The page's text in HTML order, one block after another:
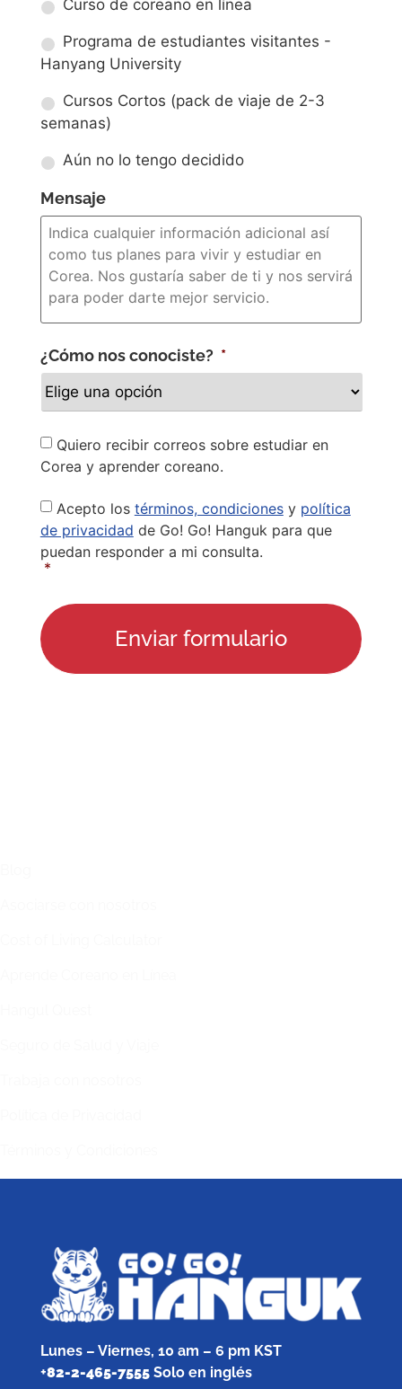
Curso de coreano en línea
Programa de estudiantes visitantes -
Hanyang University
Cursos Cortos (pack de viaje de 2-3
semanas)
Aún no lo tengo decidido
Mensaje
¿Cómo nos conociste? *
Newsletter
Quiero recibir correos sobre estudiar en
Corea y aprender coreano.
Privacy
Policy
Acepto los términos, condicionesy política
de privacidad de Go! Go! Hanguk para que
puedan responder a mi consulta.
*
Lunes – Viernes, 10 am – 6 pm KST
+82-2-465-7555Solo en inglés